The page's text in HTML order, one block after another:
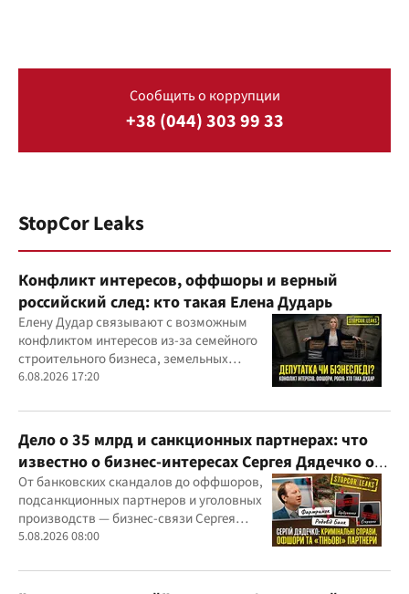
Сообщить о коррупции
+38 (044) 303 99 33
StopCor Leaks
Конфликт интересов, оффшоры и верный
российский след: кто такая Елена Дударь
Елену Дудар связывают с возможным
конфликтом интересов из-за семейного
строительного бизнеса, земельных
скандалов, судебных дел
6.08.2026 17:20
Дело о 35 млрд и санкционных партнерах: что
известно о бизнес-интересах Сергея Дядечко от
"Родовид Банка" до "ФАРМАСЕЛ"
От банковских скандалов до оффшоров,
подсанкционных партнеров и уголовных
производств — бизнес-связи Сергея
Дядечко до сих пор простираются через
юрисдикций
5.08.2026 08:00